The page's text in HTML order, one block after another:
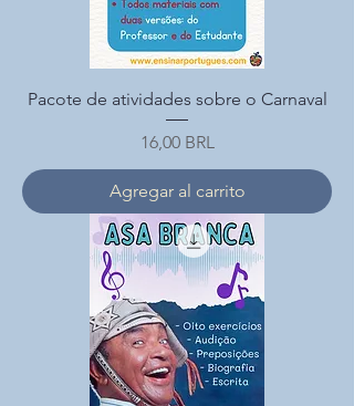
Pacote de atividades sobre o Carnaval
Precio
16,00 BRL
Agregar al carrito